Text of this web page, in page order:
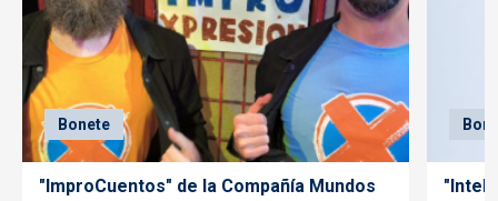
Bonete
"ImproCuentos" de la Compañía Mundos